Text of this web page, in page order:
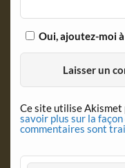
Oui, ajoutez-moi
Ce site utilise Akismet
savoir plus sur la
commentaires sont